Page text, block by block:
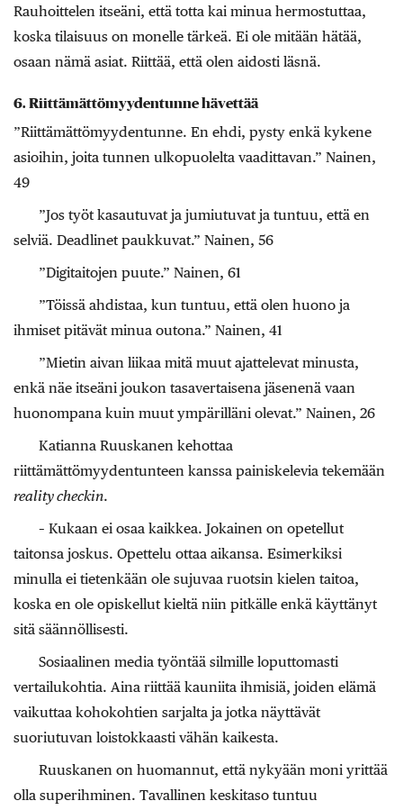
Rauhoittelen itseäni, että totta kai minua hermostuttaa,
koska tilaisuus on monelle tärkeä. Ei ole mitään hätää,
osaan nämä asiat. Riittää, että olen aidosti läsnä.
6. Riittämättömyydentunne hävettää
”Riittämättömyydentunne. En ehdi, pysty enkä kykene
asioihin, joita tunnen ulkopuolelta vaadittavan.” Nainen,
49
”Jos työt kasautuvat ja jumiutuvat ja tuntuu, että en
selviä. Deadlinet paukkuvat.” Nainen, 56
”Digitaitojen puute.” Nainen, 61
”Töissä ahdistaa, kun tuntuu, että olen huono ja
ihmiset pitävät minua outona.” Nainen, 41
”Mietin aivan liikaa mitä muut ajattelevat minusta,
enkä näe itseäni joukon tasavertaisena jäsenenä vaan
huonompana kuin muut ympärilläni olevat.” Nainen, 26
Katianna Ruuskanen kehottaa
riittämättömyydentunteen kanssa painiskelevia tekemään
reality checkin.
– Kukaan ei osaa kaikkea. Jokainen on opetellut
taitonsa joskus. Opettelu ottaa aikansa. Esimerkiksi
minulla ei tietenkään ole sujuvaa ruotsin kielen taitoa,
koska en ole opiskellut kieltä niin pitkälle enkä käyttänyt
sitä säännöllisesti.
Sosiaalinen media työntää silmille loputtomasti
vertailukohtia. Aina riittää kauniita ihmisiä, joiden elämä
vaikuttaa kohokohtien sarjalta ja jotka näyttävät
suoriutuvan loistokkaasti vähän kaikesta.
Ruuskanen on huomannut, että nykyään moni yrittää
olla superihminen. Tavallinen keskitaso tuntuu